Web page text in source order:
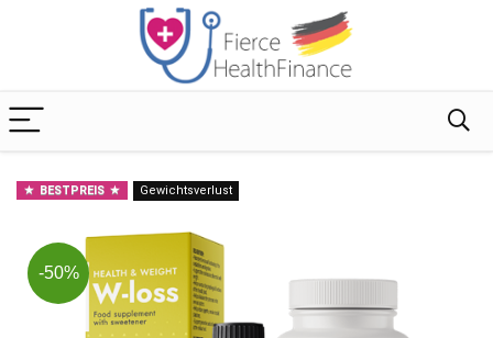
BESTPREIS Gewichtsverlust
-50%